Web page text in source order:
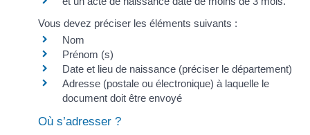
Vous devez préciser les éléments suivants :
Nom
Prénom (s)
Date et lieu de naissance (préciser le département)
Adresse (postale ou électronique) à laquelle le
document doit être envoyé
Où s’adresser ?